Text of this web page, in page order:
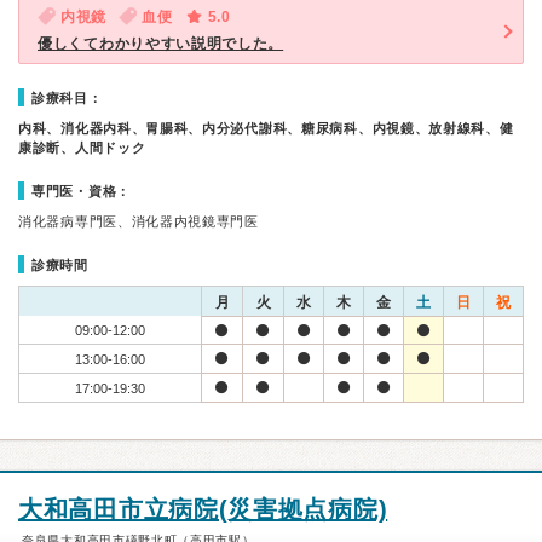
内視鏡 血便
5.0
優しくてわかりやすい説明でした。
診療科目：
内科、消化器内科、胃腸科、内分泌代謝科、糖尿病科、内視鏡、放射線科、健
康診断、人間ドック
専門医・資格：
消化器病専門医、消化器内視鏡専門医
診療時間
月 火 水 木 金 土 日 祝
09:00-12:00
13:00-16:00
17:00-19:30
大和高田市立病院(災害拠点病院)